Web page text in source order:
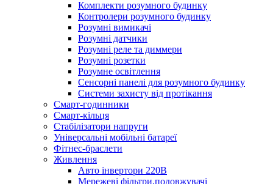
Комплекти розумного будинку
Контролери розумного будинку
Розумні вимикачі
Розумні датчики
Розумні реле та диммери
Розумні розетки
Розумне освітлення
Сенсорні панелі для розумного будинку
Системи захисту від протікання
Смарт-годинники
Смарт-кільця
Стабілізатори напруги
Універсальні мобільні батареї
Фітнес-браслети
Живлення
Авто інвертори 220В
Мережеві фільтри,подовжувачі